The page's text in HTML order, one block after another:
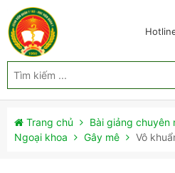
Trang chủ Bài giảng chuyên
Ngoại khoa
Gây mê Vô